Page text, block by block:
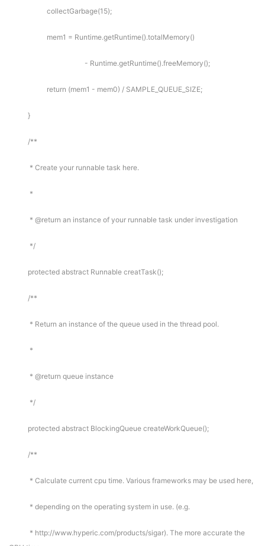
collectGarbage(15);
mem1 = Runtime.getRuntime().totalMemory()
- Runtime.getRuntime().freeMemory();
return (mem1 - mem0) / SAMPLE_QUEUE_SIZE;
}
/**
* Create your runnable task here.
*
* @return an instance of your runnable task under investigation
*/
protected abstract Runnable creatTask();
/**
* Return an instance of the queue used in the thread pool.
*
* @return queue instance
*/
protected abstract BlockingQueue createWorkQueue();
/**
* Calculate current cpu time. Various frameworks may be used here,
* depending on the operating system in use. (e.g.
* http://www.hyperic.com/products/sigar). The more accurate the